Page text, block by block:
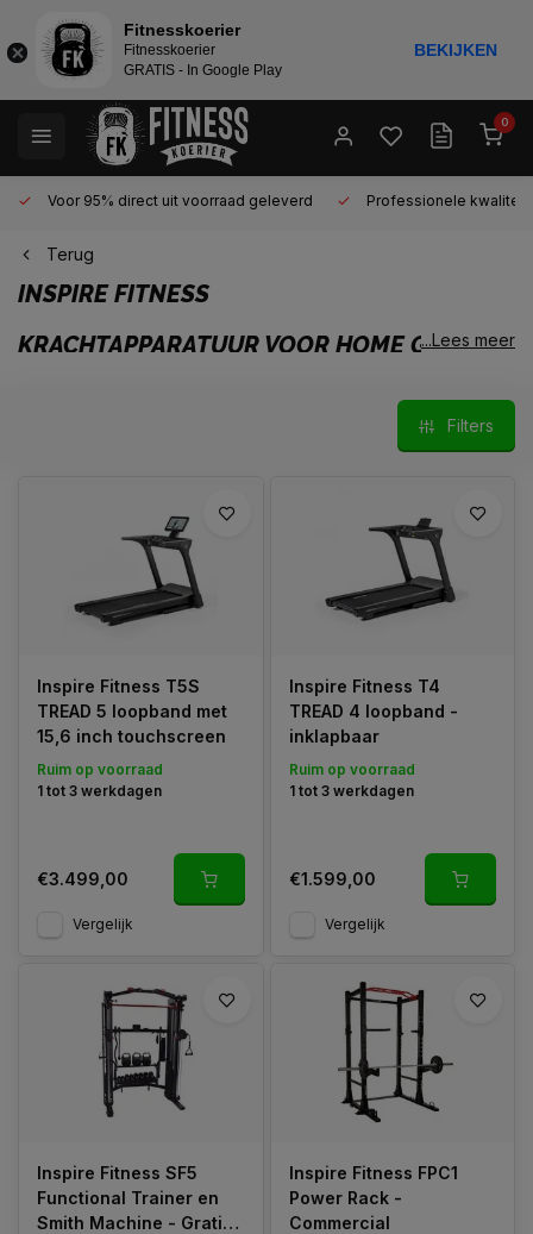
0
Voor 95% direct uit voorraad geleverd Professionele kwaliteit
Terug
INSPIRE FITNESS
KRACHTAPPARATUUR VOOR HOME GYMS EN
Inspire Fitness is een Amerikaans merk dat sinds 2004
krachtapparatuur ontwikkelt voor wie serieus wil trainen. De
...Lees meer
Filters
Inspire Fitness T5S
TREAD 5 loopband met
15,6 inch touchscreen
Ruim op voorraad
1 tot 3 werkdagen
€3.499,00
Vergelijk
Inspire Fitness T4
TREAD 4 loopband -
inklapbaar
Ruim op voorraad
1 tot 3 werkdagen
€1.599,00
Vergelijk
Inspire Fitness SF5
Functional Trainer en
Smith Machine - Gratis
Inspire Fitness FPC1
Power Rack -
Commercial
Fitnesskoerier
Fitnesskoerier
GRATIS - In Google Play
BEKIJKEN